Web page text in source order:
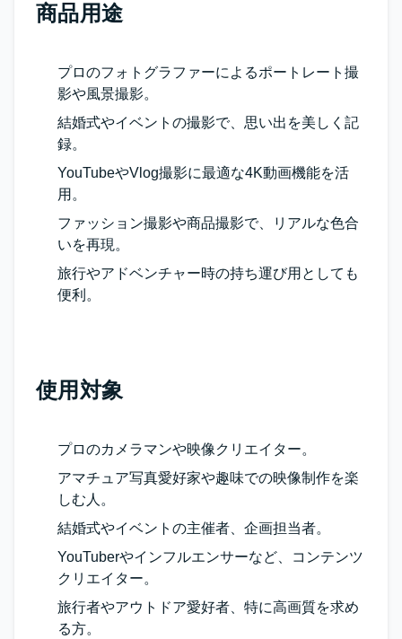
商品用途
プロのフォトグラファーによるポートレート撮
影や風景撮影。
結婚式やイベントの撮影で、思い出を美しく記
録。
YouTubeやVlog撮影に最適な4K動画機能を活
用。
ファッション撮影や商品撮影で、リアルな色合
いを再現。
旅行やアドベンチャー時の持ち運び用としても
便利。
使用対象
プロのカメラマンや映像クリエイター。
アマチュア写真愛好家や趣味での映像制作を楽
しむ人。
結婚式やイベントの主催者、企画担当者。
YouTuberやインフルエンサーなど、コンテンツ
クリエイター。
旅行者やアウトドア愛好者、特に高画質を求め
る方。